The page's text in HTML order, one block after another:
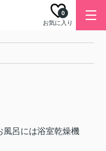
お気に入り
0
風呂には浴室乾燥機